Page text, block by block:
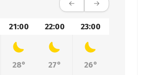
21:00 22:00 23:00
28° 27° 26°